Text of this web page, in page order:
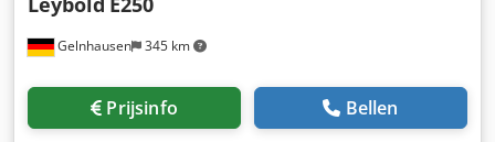
Gelnhausen 345 km
Prijsinfo Bellen